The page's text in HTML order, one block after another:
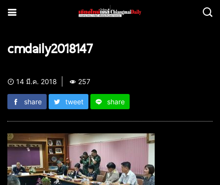
cmdaily2018147
14 มี.ค. 2018 257
share tweet share